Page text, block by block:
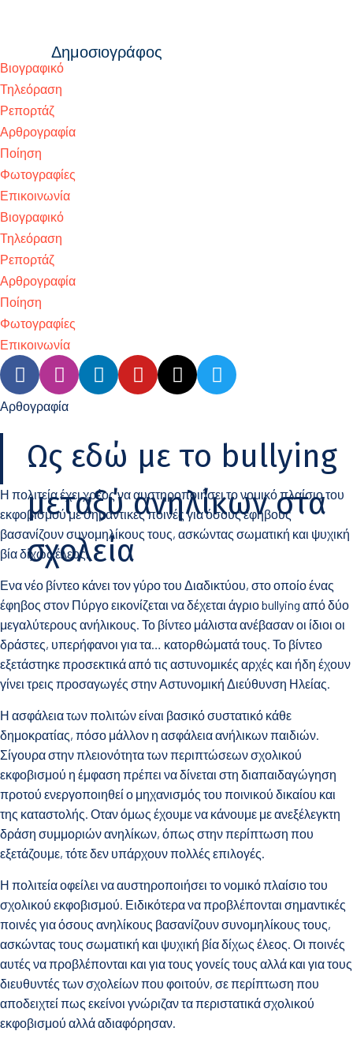
Βιογραφικό
Τηλεόραση
Ρεπορτάζ
Αρθρογραφία
Ποίηση
Φωτογραφίες
Επικοινωνία
Βιογραφικό
Τηλεόραση
Ρεπορτάζ
Αρθρογραφία
Ποίηση
Φωτογραφίες
Επικοινωνία
Αρθογραφία
Ως εδώ με το bullying
μεταξύ ανηλίκων στα
σχολεία
Η πολιτεία έχει χρέος να αυστηροποιήσει το νομικό πλαίσιο του
εκφοβισμού με σημαντικές ποινές για όσους έφηβους
βασανίζουν συνομηλίκους τους, ασκώντας σωματική και ψυχική
βία δίχως έλεος.
Ενα νέο βίντεο κάνει τον γύρο του Διαδικτύου, στο οποίο ένας
έφηβος στον Πύργο εικονίζεται να δέχεται άγριο bullying από δύο
μεγαλύτερους ανήλικους. Το βίντεο μάλιστα ανέβασαν οι ίδιοι οι
δράστες, υπερήφανοι για τα… κατορθώματά τους. Το βίντεο
εξετάστηκε προσεκτικά από τις αστυνομικές αρχές και ήδη έχουν
γίνει τρεις προσαγωγές στην Αστυνομική Διεύθυνση Ηλείας.
Η ασφάλεια των πολιτών είναι βασικό συστατικό κάθε
δημοκρατίας, πόσο μάλλον η ασφάλεια ανήλικων παιδιών.
Σίγουρα στην πλειονότητα των περιπτώσεων σχολικού
εκφοβισμού η έμφαση πρέπει να δίνεται στη διαπαιδαγώγηση
προτού ενεργοποιηθεί ο μηχανισμός του ποινικού δικαίου και
της καταστολής. Οταν όμως έχουμε να κάνουμε με ανεξέλεγκτη
δράση συμμοριών ανηλίκων, όπως στην περίπτωση που
εξετάζουμε, τότε δεν υπάρχουν πολλές επιλογές.
Η πολιτεία οφείλει να αυστηροποιήσει το νομικό πλαίσιο του
σχολικού εκφοβισμού. Ειδικότερα να προβλέπονται σημαντικές
ποινές για όσους ανηλίκους βασανίζουν συνομηλίκους τους,
ασκώντας τους σωματική και ψυχική βία δίχως έλεος. Οι ποινές
αυτές να προβλέπονται και για τους γονείς τους αλλά και για τους
διευθυντές των σχολείων που φοιτούν, σε περίπτωση που
αποδειχτεί πως εκείνοι γνώριζαν τα περιστατικά σχολικού
εκφοβισμού αλλά αδιαφόρησαν.